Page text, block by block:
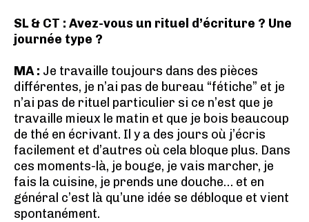
SL & CT : Avez-vous un rituel d’écriture ? Une
journée type ?
MA : Je travaille toujours dans des pièces
différentes, je n’ai pas de bureau “fétiche” et je
n’ai pas de rituel particulier si ce n’est que je
travaille mieux le matin et que je bois beaucoup
de thé en écrivant. Il y a des jours où j’écris
facilement et d’autres où cela bloque plus. Dans
ces moments-là, je bouge, je vais marcher, je
fais la cuisine, je prends une douche… et en
général c’est là qu’une idée se débloque et vient
spontanément.